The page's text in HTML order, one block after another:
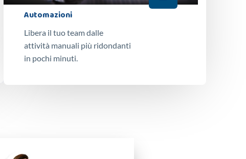
Automazioni
Libera il tuo team dalle
attività manuali più ridondanti
in pochi minuti.